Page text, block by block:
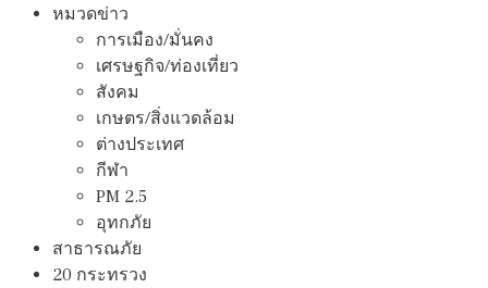
หมวดข่าว
การเมือง/มั่นคง
เศรษฐกิจ/ท่องเที่ยว
สังคม
เกษตร/สิ่งแวดล้อม
ต่างประเทศ
กีฬา
PM 2.5
อุทกภัย
สาธารณภัย
20 กระทรวง